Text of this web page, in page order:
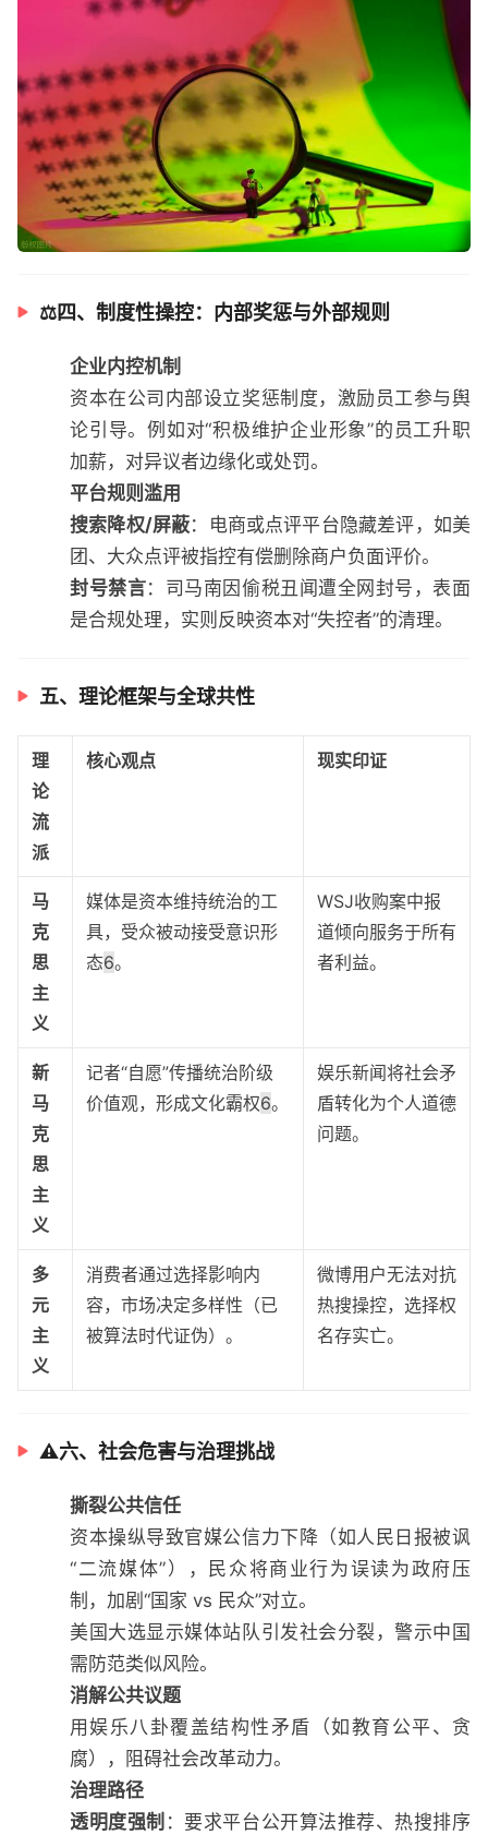
⚖️四、制度性操控：内部奖惩与外部规则
企业内控机制
资本在公司内部设立奖惩制度，激励员工参与舆
论引导。例如对“积极维护企业形象”的员工升职
加薪，对异议者边缘化或处罚。
平台规则滥用
搜索降权/屏蔽：电商或点评平台隐藏差评，如美
团、大众点评被指控有偿删除商户负面评价。
封号禁言：司马南因偷税丑闻遭全网封号，表面
是合规处理，实则反映资本对“失控者”的清理。
五、理论框架与全球共性
理
论
流
派
核心观点 现实印证
马
克
思
主
义
媒体是资本维持统治的工
具，受众被动接受意识形
态6。
WSJ收购案中报
道倾向服务于所有
者利益。
新
马
克
思
主
义
记者“自愿”传播统治阶级
价值观，形成文化霸权6。
娱乐新闻将社会矛
盾转化为个人道德
问题。
多
元
主
义
消费者通过选择影响内
容，市场决定多样性（已
被算法时代证伪）。
微博用户无法对抗
热搜操控，选择权
名存实亡。
⚠️六、社会危害与治理挑战
撕裂公共信任
资本操纵导致官媒公信力下降（如人民日报被讽
“二流媒体”），民众将商业行为误读为政府压
制，加剧“国家 vs 民众”对立。
美国大选显示媒体站队引发社会分裂，警示中国
需防范类似风险。
消解公共议题
用娱乐八卦覆盖结构性矛盾（如教育公平、贪
腐），阻碍社会改革动力。
治理路径
透明度强制 ：要求平台公开算法推荐、热搜排序